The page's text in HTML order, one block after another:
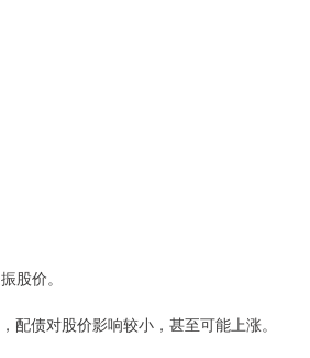
股价。
债对股价影响较小，甚至可能上涨。